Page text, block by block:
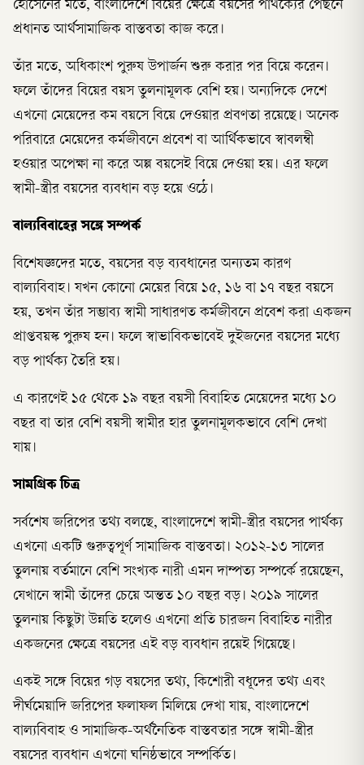
হোসেনের মতে, বাংলাদেশে বিয়ের ক্ষেত্রে বয়সের পার্থক্যের পেছনে
প্রধানত আর্থসামাজিক বাস্তবতা কাজ করে।
তাঁর মতে, অধিকাংশ পুরুষ উপার্জন শুরু করার পর বিয়ে করেন।
ফলে তাঁদের বিয়ের বয়স তুলনামূলক বেশি হয়। অন্যদিকে দেশে
এখনো মেয়েদের কম বয়সে বিয়ে দেওয়ার প্রবণতা রয়েছে। অনেক
পরিবারে মেয়েদের কর্মজীবনে প্রবেশ বা আর্থিকভাবে স্বাবলম্বী
হওয়ার অপেক্ষা না করে অল্প বয়সেই বিয়ে দেওয়া হয়। এর ফলে
স্বামী-স্ত্রীর বয়সের ব্যবধান বড় হয়ে ওঠে।
বাল্যবিবাহের সঙ্গে সম্পর্ক
বিশেষজ্ঞদের মতে, বয়সের বড় ব্যবধানের অন্যতম কারণ
বাল্যবিবাহ। যখন কোনো মেয়ের বিয়ে ১৫, ১৬ বা ১৭ বছর বয়সে
হয়, তখন তাঁর সম্ভাব্য স্বামী সাধারণত কর্মজীবনে প্রবেশ করা একজন
প্রাপ্তবয়স্ক পুরুষ হন। ফলে স্বাভাবিকভাবেই দুইজনের বয়সের মধ্যে
বড় পার্থক্য তৈরি হয়।
এ কারণেই ১৫ থেকে ১৯ বছর বয়সী বিবাহিত মেয়েদের মধ্যে ১০
বছর বা তার বেশি বয়সী স্বামীর হার তুলনামূলকভাবে বেশি দেখা
যায়।
সামগ্রিক চিত্র
সর্বশেষ জরিপের তথ্য বলছে, বাংলাদেশে স্বামী-স্ত্রীর বয়সের পার্থক্য
এখনো একটি গুরুত্বপূর্ণ সামাজিক বাস্তবতা। ২০১২-১৩ সালের
তুলনায় বর্তমানে বেশি সংখ্যক নারী এমন দাম্পত্য সম্পর্কে রয়েছেন,
যেখানে স্বামী তাঁদের চেয়ে অন্তত ১০ বছর বড়। ২০১৯ সালের
তুলনায় কিছুটা উন্নতি হলেও এখনো প্রতি চারজন বিবাহিত নারীর
একজনের ক্ষেত্রে বয়সের এই বড় ব্যবধান রয়েই গিয়েছে।
একই সঙ্গে বিয়ের গড় বয়সের তথ্য, কিশোরী বধূদের তথ্য এবং
দীর্ঘমেয়াদি জরিপের ফলাফল মিলিয়ে দেখা যায়, বাংলাদেশে
বাল্যবিবাহ ও সামাজিক-অর্থনৈতিক বাস্তবতার সঙ্গে স্বামী-স্ত্রীর
বয়সের ব্যবধান এখনো ঘনিষ্ঠভাবে সম্পর্কিত।